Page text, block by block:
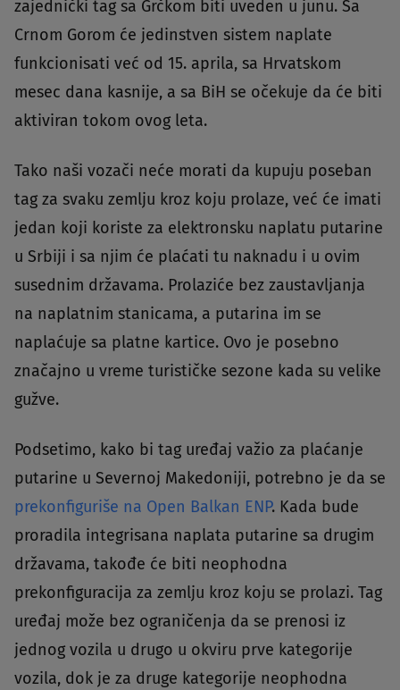
zajednički tag sa Grčkom biti uveden u junu. Sa
Crnom Gorom će jedinstven sistem naplate
funkcionisati već od 15. aprila, sa Hrvatskom
mesec dana kasnije, a sa BiH se očekuje da će biti
aktiviran tokom ovog leta.
Tako naši vozači neće morati da kupuju poseban
tag za svaku zemlju kroz koju prolaze, već će imati
jedan koji koriste za elektronsku naplatu putarine
u Srbiji i sa njim će plaćati tu naknadu i u ovim
susednim državama. Prolaziće bez zaustavljanja
na naplatnim stanicama, a putarina im se
naplaćuje sa platne kartice. Ovo je posebno
značajno u vreme turističke sezone kada su velike
gužve.
Podsetimo, kako bi tag uređaj važio za plaćanje
putarine u Severnoj Makedoniji, potrebno je da se
prekonfiguriše na Open Balkan ENP. Kada bude
proradila integrisana naplata putarine sa drugim
državama, takođe će biti neophodna
prekonfiguracija za zemlju kroz koju se prolazi. Tag
uređaj može bez ograničenja da se prenosi iz
jednog vozila u drugo u okviru prve kategorije
vozila, dok je za druge kategorije neophodna